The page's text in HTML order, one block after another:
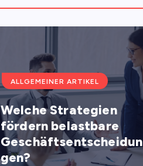
ALLGEMEINER ARTIKEL
Welche Strategien
fördern belastbare
Geschäftsentscheidun
gen?